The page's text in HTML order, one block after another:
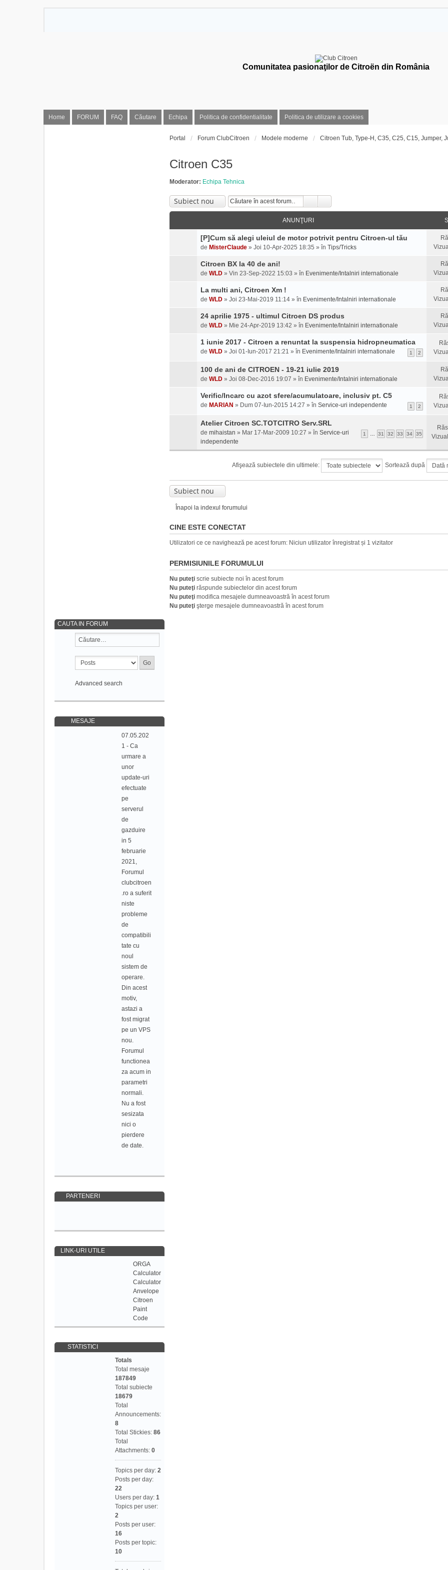
Home FORUM FAQ Căutare Echipa Politica de confidentialitate Politica de utilizare a cookies
Comunitatea pasionaţilor de Citroën din România
Portal Forum ClubCitroen Modele moderne Citroen Tub, Type-H, C35, C25, C15, Jumper,
Citroen C35
Moderator: Echipa Tehnica
Subiect nou
ANUNŢURI
[P]Cum să alegi uleiul de motor potrivit pentru Citroen-ul tău
de MisterClaude » Joi 10-Apr-2025 18:35 » în Tips/Tricks
Citroen BX la 40 de ani!
de WLD » Vin 23-Sep-2022 15:03 » în Evenimente/Intalniri internationale
La multi ani, Citroen Xm !
de WLD » Joi 23-Mai-2019 11:14 » în Evenimente/Intalniri internationale
24 aprilie 1975 - ultimul Citroen DS produs
de WLD » Mie 24-Apr-2019 13:42 » în Evenimente/Intalniri internationale
1 iunie 2017 - Citroen a renuntat la suspensia hidropneumatica
1 2
de WLD » Joi 01-Iun-2017 21:21 » în Evenimente/Intalniri internationale
100 de ani de CITROEN - 19-21 iulie 2019
de WLD » Joi 08-Dec-2016 19:07 » în Evenimente/Intalniri internationale
Verific/Incarc cu azot sfere/acumulatoare, inclusiv pt. C5
1 2
de MARIAN » Dum 07-Iun-2015 14:27 » în Service-uri independente
Atelier Citroen SC.TOTCITRO Serv.SRL
1 31 32 33 34 35
de mihaistan » Mar 17-Mar-2009 10:27 » în Service-uri
independente
Afişează subiectele din ultimele: Sortează după
Subiect nou
Înapoi la indexul forumului
CINE ESTE CONECTAT
Utilizatori ce ce navighează pe acest forum: Niciun utilizator înregistrat și 1 vizitator
PERMISIUNILE FORUMULUI
Nu puteţi scrie subiecte noi în acest forum
Nu puteţi răspunde subiectelor din acest forum
Nu puteţi modifica mesajele dumneavoastră în acest forum
Nu puteţi şterge mesajele dumneavoastră în acest forum
CAUTA IN FORUM
Advanced search
MESAJE
07.05.202
1 - Ca
urmare a
unor
update-uri
efectuate
pe
serverul
de
gazduire
in 5
februarie
2021,
Forumul
clubcitroen
.ro a suferit
niste
probleme
de
compatibili
tate cu
noul
sistem de
operare.
Din acest
motiv,
astazi a
fost migrat
pe un VPS
nou.
Forumul
functionea
za acum in
parametri
normali.
Nu a fost
sesizata
nici o
pierdere
de date.
PARTENERI
LINK-URI UTILE
ORGA
Calculator
Calculator
Anvelope
Citroen
Paint
Code
STATISTICI
Totals
Total mesaje
187849
Total subiecte
18679
Total
Announcements:
8
Total Stickies: 86
Total
Attachments: 0
Topics per day: 2
Posts per day:
22
Users per day: 1
Topics per user:
2
Posts per user:
16
Posts per topic:
10